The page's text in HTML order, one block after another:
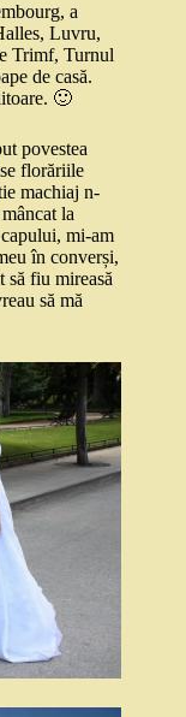
a
Luvru,
Trimf, Turnul
de casă.
🙂
povestea
florăriile
machiaj n-
la
mi-am
în converși,
să fiu mireasă
să mă